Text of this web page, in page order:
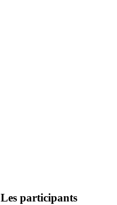
Les participants